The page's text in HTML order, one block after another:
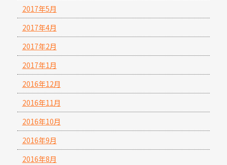
2017年5月
2017年4月
2017年2月
2017年1月
2016年12月
2016年11月
2016年10月
2016年9月
2016年8月